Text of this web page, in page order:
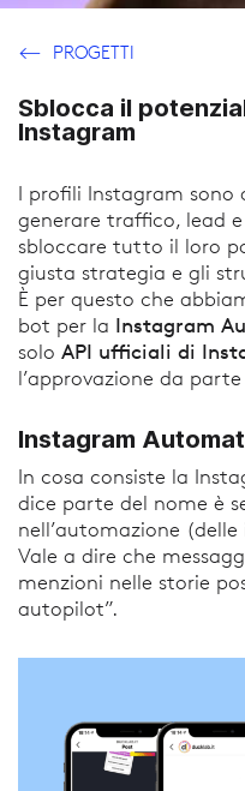
PROGETTI
Sblocca il
Instagram
I profili Instagram sono
generare traffico, lead
sbloccare tutto il loro
giusta strategia e gli
È per questo che
bot per la Instagram
solo API ufficiali di
l’approvazione da
Instagram
In cosa consiste la
dice parte del nome è
nell’automazione
Vale a dire che
menzioni nelle storie
autopilot”.